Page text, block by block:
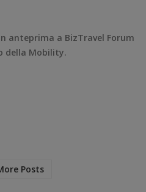
anteprima a BizTravel Forum
della Mobility.
Posts